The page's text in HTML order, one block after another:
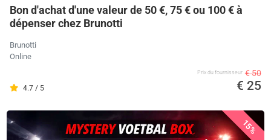
Bon d'achat d'une valeur de 50 €, 75 € ou 100 € à
dépenser chez Brunotti
Brunotti
Online
4.7 / 5
Prix ​​du fournisseur € 50
€ 25
15%